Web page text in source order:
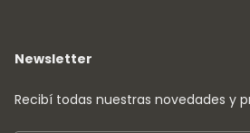
Newsletter
Recibí todas nuestras novedades y